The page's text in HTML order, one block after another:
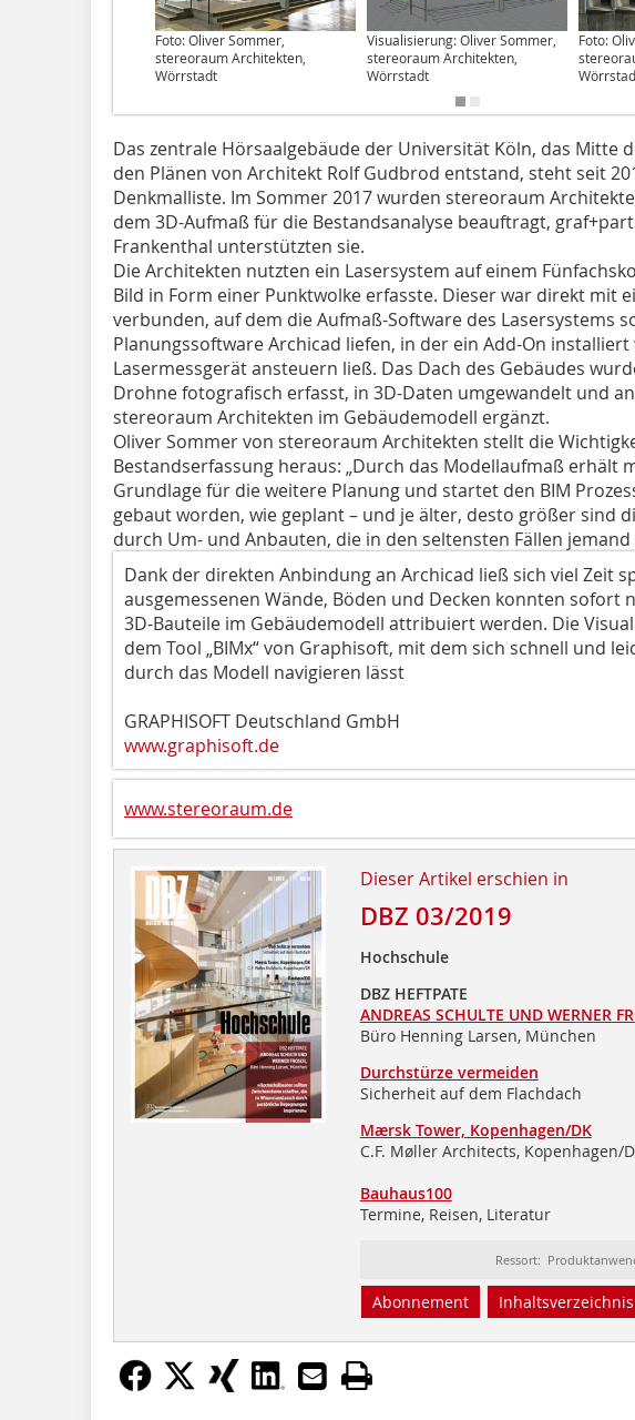
Foto: Oliver Sommer,
stereoraum Architekten,
Wörrstadt
Visualisierung: Oliver Sommer,
stereoraum Architekten,
Wörrstadt
Foto:
Das zentrale Hörsaalgebäude der Universität Köln, das Mitte
den Plänen von Architekt Rolf Gudbrod entstand, steht seit
Denkmalliste. Im Sommer 2017 wurden stereoraum
dem 3D-Aufmaß für die Bestandsanalyse beauftragt,
Frankenthal unterstützten sie.
Die Architekten nutzten ein Lasersystem auf einem
Bild in Form einer Punktwolke erfasste. Dieser war direkt mit
verbunden, auf dem die ­Aufmaß-Software des Lasersystems
Planungssoftware Archicad liefen, in der ein Add-On
Lasermessgerät ansteuern ließ. Das Dach des Gebäudes
Drohne fotografisch erfasst, in 3D-Daten umgewandelt und
stereoraum Architekten im Gebäudemodell ergänzt.
Oliver Sommer von stereoraum Architekten stellt die
Bestandserfassung heraus: „Durch das Modellaufmaß erhält
Grundlage für die weitere Planung und startet den BIM
gebaut worden, wie geplant – und je älter, desto größer sind
durch Um- und Anbauten, die in den seltensten Fällen
Dank der direkten Anbindung an Archicad ließ sich viel Zeit
ausgemessenen Wände, Böden und Decken konnten sofort
3D-Bauteile im Gebäudemodell attribuiert werden. Die
dem Tool „BIMx“ von Graphisoft, mit dem sich schnell und
durch das Modell navigieren lässt
GRAPHISOFT Deutschland GmbH
www.graphisoft.de
www.stereoraum.de
Dieser Artikel erschien in
DBZ 03/2019
Hochschule
DBZ HEFTPATE
ANDREAS SCHULTE UND WERNER
Büro Henning Larsen, München
Durchstürze vermeiden
Sicherheit auf dem Flachdach
Mærsk Tower, Kopenhagen/DK
C.F. Møller Architects, Kopenhagen/
Bauhaus100
Termine, Reisen, Literatur
Ressort:
Abonnement Inhaltsverzeichnis